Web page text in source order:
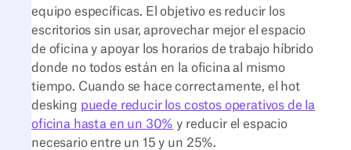
equipo específicas. El objetivo es reducir los
escritorios sin usar, aprovechar mejor el espacio
de oficina y apoyar los horarios de trabajo híbrido
donde no todos están en la oficina al mismo
tiempo. Cuando se hace correctamente, el hot
desking puede reducir los costos operativos de la
oficina hasta en un 30% y reducir el espacio
necesario entre un 15 y un 25%.